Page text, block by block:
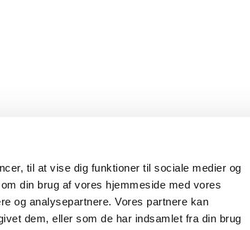
til at vise dig funktioner til sociale medier og
din brug af vores hjemmeside med vores
og analysepartnere. Vores partnere kan
dem, eller som de har indsamlet fra din brug
på ChurchDesk